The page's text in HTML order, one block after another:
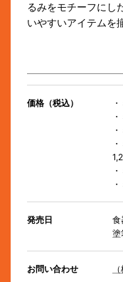
るみをモチーフにし
いやすいアイテムを
価格（税込）
発売日
食
塗
お問い合わせ